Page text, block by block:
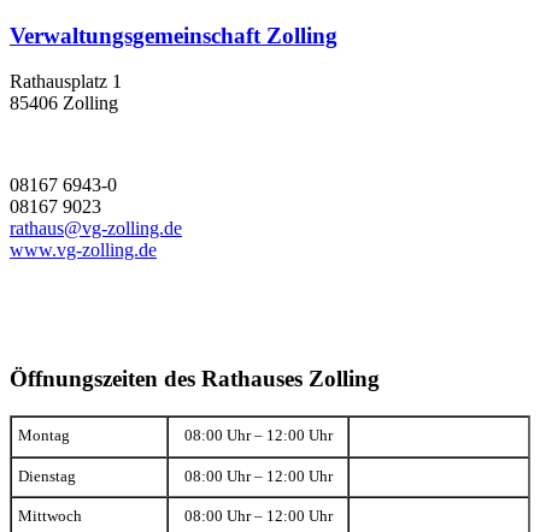
Verwaltungsgemeinschaft Zolling
Rathausplatz 1
85406 Zolling
08167 6943-0
08167 9023
rathaus@vg-zolling.de
www.vg-zolling.de
Öffnungszeiten des Rathauses Zolling
Montag 08:00 Uhr – 12:00 Uhr
Dienstag 08:00 Uhr – 12:00 Uhr
Mittwoch 08:00 Uhr – 12:00 Uhr